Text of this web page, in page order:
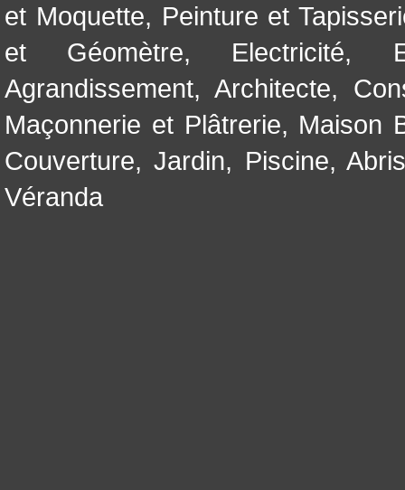
et Moquette, Peinture et
et Géomètre, Electricité,
Agrandissement, Architecte,
Maçonnerie et Plâtrerie, Maison
Couverture,Jardin, Piscine,
Véranda